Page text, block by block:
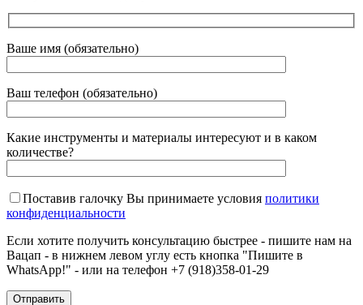
Ваше имя (обязательно)
Ваш телефон (обязательно)
Какие инструменты и материалы интересуют и в каком
количестве?
Поставив галочку Вы принимаете условия политики
конфиденциальности
Если хотите получить консультацию быстрее - пишите нам на
Вацап - в нижнем левом углу есть кнопка "Пишите в
WhatsApp!" - или на телефон +7 (918)358-01-29